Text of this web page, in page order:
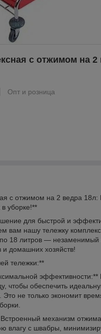
с отжимом на 2
Опт и розница
с отжимом на 2 ведра
уборке!**
для быстрой и
вам нашу тележку
18 литров — незаменимый
домашних хозяйств!
тележки:**
эффективности:**
чтобы обеспечить
Это не только экономит
механизм
влагу с швабры,